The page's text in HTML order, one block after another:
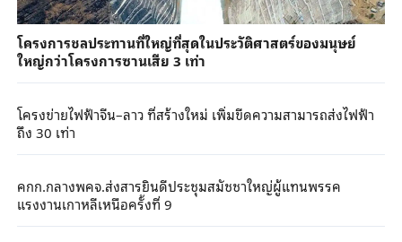
โครงการชลประทานที่ใหญ่ที่สุดในประวัติศาสตร์ของมนุษย์
ใหญ่กว่าโครงการซานเสีย 3 เท่า
โครงข่ายไฟฟ้าจีน–ลาว ที่สร้างใหม่ เพิ่มขีดความสามารถส่งไฟฟ้า
ถึง 30 เท่า
คกก.กลางพคจ.ส่งสารยินดีประชุมสมัชชาใหญ่ผู้แทนพรรค
แรงงานเกาหลีเหนือครั้งที่ 9